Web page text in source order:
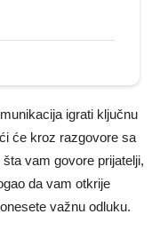
igrati ključnu
će kroz razgovore sa
vam govore prijatelji,
da vam otkrije
važnu odluku.